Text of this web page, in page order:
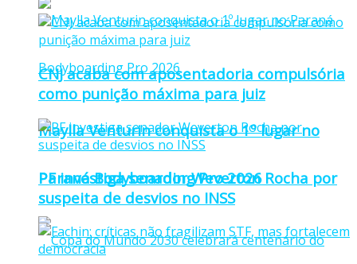
Maylla Venturin conquista o 1º lugar no
Paraná Bodyboarding Pro 2026
CNJ acaba com aposentadoria compulsória
como punição máxima para juiz
PF investiga senador Weverton Rocha por
suspeita de desvios no INSS